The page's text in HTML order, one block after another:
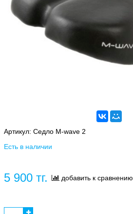
Артикул: Седло M-wave 2
Есть в наличии
5 900 тг. добавить к сравнению